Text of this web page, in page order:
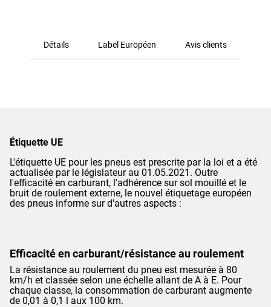
Détails Label Européen Avis clients
Étiquette UE
L'étiquette UE pour les pneus est prescrite par la loi et a été
actualisée par le législateur au 01.05.2021. Outre
l'efficacité en carburant, l'adhérence sur sol mouillé et le
bruit de roulement externe, le nouvel étiquetage européen
des pneus informe sur d'autres aspects :
Efficacité en carburant/résistance au roulement
La résistance au roulement du pneu est mesurée à 80
km/h et classée selon une échelle allant de A à E. Pour
chaque classe, la consommation de carburant augmente
de 0,01 à 0,1 l aux 100 km.